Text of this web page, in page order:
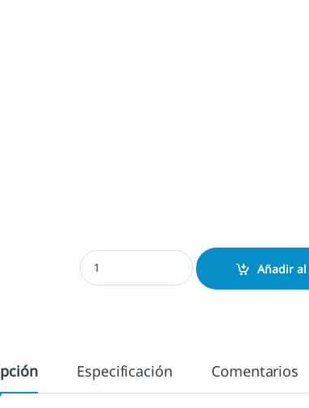
Almohadilla Trodat 9412 cantidad
Añadir
Especificación Comentarios